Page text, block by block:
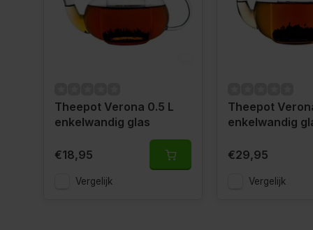
Theepot Verona 0.5 L
enkelwandig glas
€18,95
Vergelijk
Theepot
enkelwandig
€29,95
Vergelijk